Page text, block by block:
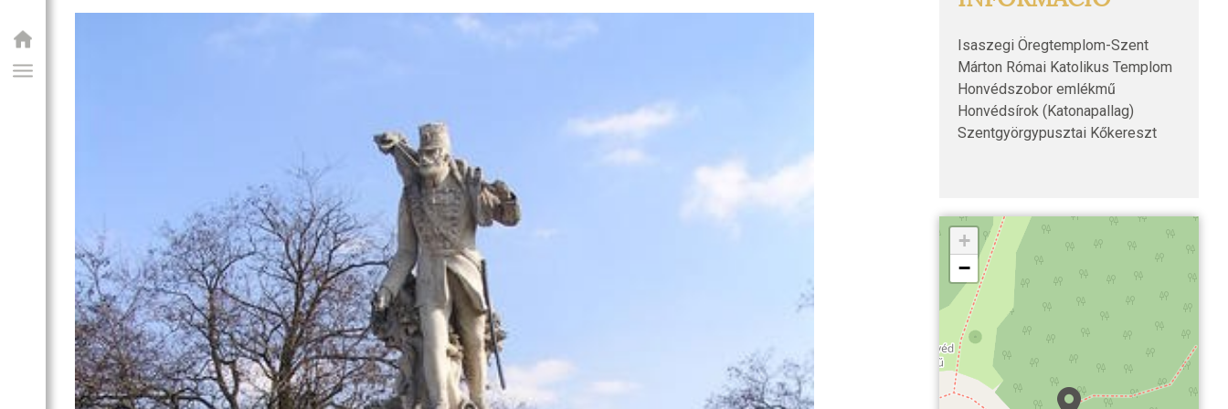
PROGRAM
Isaszegi Öregtemplom-Szent
Márton Római Katolikus Templom
Honvédszobor emlékmű
Honvédsírok (Katonapallag)
Szentgyörgypusztai Kőkereszt
+
−